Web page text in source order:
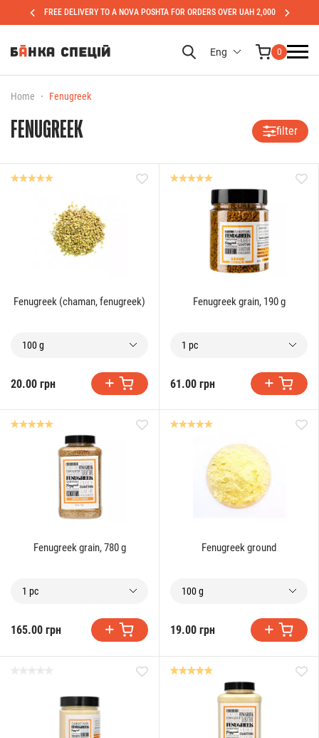
FREE DELIVERY TO A NOVA POSHTA FOR ORDERS OVER UAH 2,000
Eng 0
Home Fenugreek
FENUGREEK filter
Fenugreek (chaman, fenugreek)
100 g
20.00 грн
Fenugreek grain, 190 g
1 pc
61.00 грн
Fenugreek grain, 780 g
1 pc
165.00 грн
Fenugreek ground
100 g
19.00 грн